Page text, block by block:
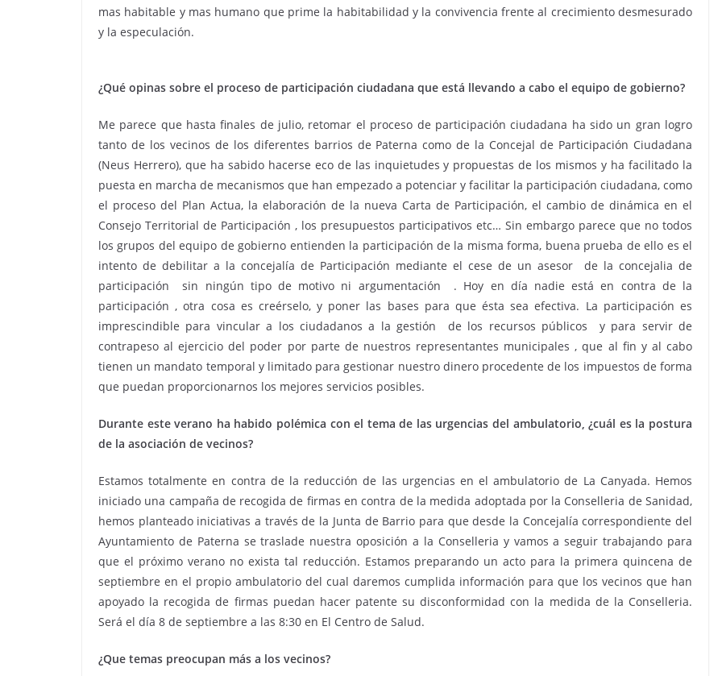
mas habitable y mas humano que prime la habitabilidad y la convivencia frente al crecimiento desmesurado
y la especulación.
¿Qué opinas sobre el proceso de participación ciudadana que está llevando a cabo el equipo de gobierno?
Me parece que hasta finales de julio, retomar el proceso de participación ciudadana ha sido un gran logro
tanto de los vecinos de los diferentes barrios de Paterna como de la Concejal de Participación Ciudadana
(Neus Herrero), que ha sabido hacerse eco de las inquietudes y propuestas de los mismos y ha facilitado la
puesta en marcha de mecanismos que han empezado a potenciar y facilitar la participación ciudadana, como
el proceso del Plan Actua, la elaboración de la nueva Carta de Participación, el cambio de dinámica en el
Consejo Territorial de Participación , los presupuestos participativos etc… Sin embargo parece que no todos
los grupos del equipo de gobierno entienden la participación de la misma forma, buena prueba de ello es el
intento de debilitar a la concejalía de Participación mediante el cese de un asesor de la concejalia de
participación sin ningún tipo de motivo ni argumentación . Hoy en día nadie está en contra de la
participación , otra cosa es creérselo, y poner las bases para que ésta sea efectiva. La participación es
imprescindible para vincular a los ciudadanos a la gestión de los recursos públicos y para servir de
contrapeso al ejercicio del poder por parte de nuestros representantes municipales , que al fin y al cabo
tienen un mandato temporal y limitado para gestionar nuestro dinero procedente de los impuestos de forma
que puedan proporcionarnos los mejores servicios posibles.
Durante este verano ha habido polémica con el tema de las urgencias del ambulatorio, ¿cuál es la postura
de la asociación de vecinos?
Estamos totalmente en contra de la reducción de las urgencias en el ambulatorio de La Canyada. Hemos
iniciado una campaña de recogida de firmas en contra de la medida adoptada por la Conselleria de Sanidad,
hemos planteado iniciativas a través de la Junta de Barrio para que desde la Concejalía correspondiente del
Ayuntamiento de Paterna se traslade nuestra oposición a la Conselleria y vamos a seguir trabajando para
que el próximo verano no exista tal reducción. Estamos preparando un acto para la primera quincena de
septiembre en el propio ambulatorio del cual daremos cumplida información para que los vecinos que han
apoyado la recogida de firmas puedan hacer patente su disconformidad con la medida de la Conselleria.
Será el día 8 de septiembre a las 8:30 en El Centro de Salud.
¿Que temas preocupan más a los vecinos?